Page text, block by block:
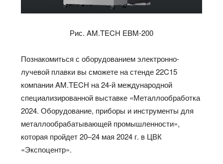
Рис. AM.TECH EBM-200
Познакомиться с оборудованием электронно-
лучевой плавки вы сможете на стенде 22C15
компании AM.TECH на 24-й международной
специализированной выставке «Металлообработка
2024. Оборудование, приборы и инструменты для
металлообрабатывающей промышленности»,
которая пройдет 20–24 мая 2024 г. в ЦВК
«Экспоцентр».